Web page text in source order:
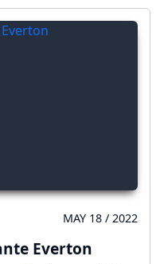
MAY 18 / 2022
Everton